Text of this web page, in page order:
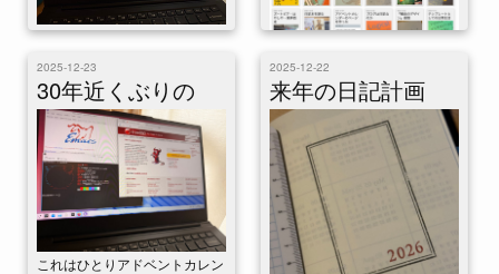
20年以上ぶりにFreeBSDを実
機インストールした。 デスク
トップ環境も構築した。昔に比
べればずっと簡単なのだが、今
時のUbun...
ダー「日記ぽい」24日目の記事
です。最終日なのでまとめる。
23日間、書いてきたことを振り
返る。迷子に...
2025-12-23
30年近くぶりの
これはひとりアドベントカレン
2025-12-22
来年の日記計画